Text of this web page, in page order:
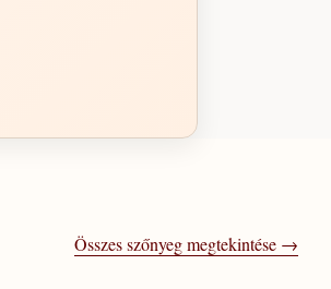
Összes szőnyeg megtekintése →